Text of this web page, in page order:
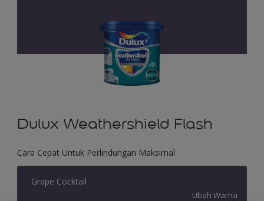
Dulux Weathershield Flash
Cara Cepat Untuk Perlindungan Maksimal
Grape Cocktail
Ubah Warna